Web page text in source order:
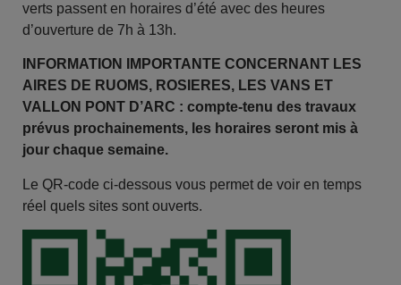
verts passent en horaires d’été avec des heures
d’ouverture de 7h à 13h.
INFORMATION IMPORTANTE CONCERNANT LES
AIRES DE RUOMS, ROSIERES, LES VANS ET
VALLON PONT D’ARC : compte-tenu des travaux
prévus prochainements, les horaires seront mis à
jour chaque semaine.
Le QR-code ci-dessous vous permet de voir en temps
réel quels sites sont ouverts.